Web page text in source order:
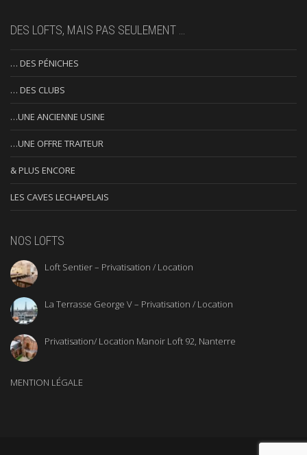
DES LOFTS, MAIS PAS SEULEMENT …
… DES PÉNICHES
… DES CLUBS
…UNE ANCIENNE USINE
…UNE OFFRE TRAITEUR
& PLUS ENCORE
LES CAVES LECHAPELAIS
NOS LOFTS
Loft Sentier – Privatisation / Location
La Terrasse George V – Privatisation / Location
Privatisation/ Location Manoir Loft 92, Nanterre
MENTION LÉGALE